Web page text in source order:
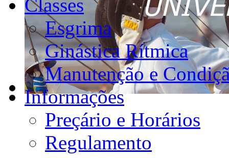
Classes
Esgrima
Ginástica Rítmica
Manutenção e
Informações
Preçário e Horários
Regulamento